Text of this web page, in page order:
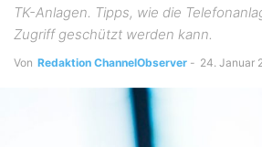
TK-Anlagen. Tipps, wie die
Zugriff geschützt werden kann.
Von Redaktion ChannelObserver - 24. Januar